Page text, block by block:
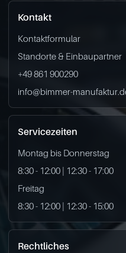
Kontakt
Kontaktformular
Standorte & Einbaupartner
+49 861 900290
info@bimmer-
Servicezeiten
Montag bis Donnerstag
8:30 - 12:00 | 12:30 - 17:00
Freitag
8:30 - 12:00 | 12:30 - 15:00
Rechtliches